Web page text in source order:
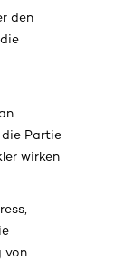
den
Partie
wirken
von